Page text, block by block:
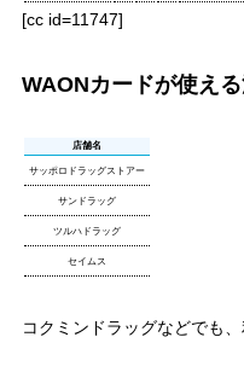
[cc id=11747]
WAONカードが使え
店舗名
サッポロドラッグストアー
サンドラッグ
ツルハドラッグ
セイムス
コクミンドラッグなどでも、